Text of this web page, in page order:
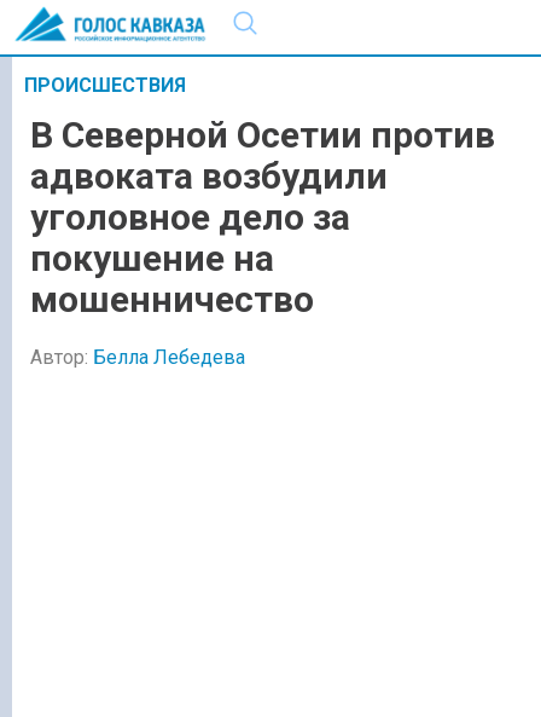
ПРОИСШЕСТВИЯ
В Северной Осетии против
адвоката возбудили
уголовное дело за
покушение на
мошенничество
Автор: Белла Лебедева